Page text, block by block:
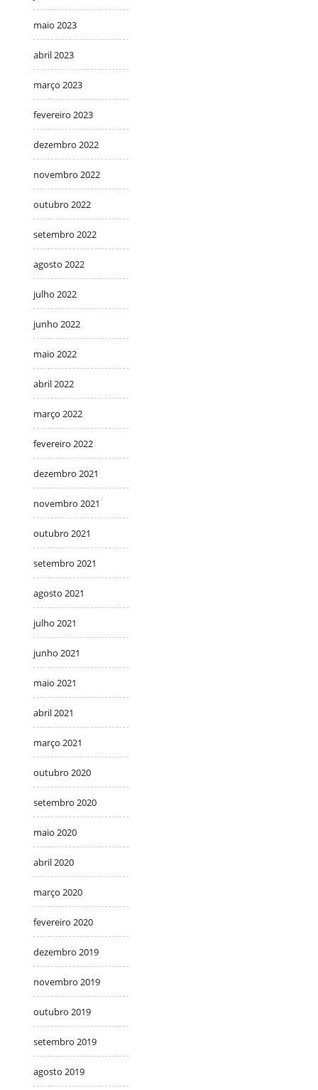
maio 2023
abril 2023
março 2023
fevereiro 2023
dezembro 2022
novembro 2022
outubro 2022
setembro 2022
agosto 2022
julho 2022
junho 2022
maio 2022
abril 2022
março 2022
fevereiro 2022
dezembro 2021
novembro 2021
outubro 2021
setembro 2021
agosto 2021
julho 2021
junho 2021
maio 2021
abril 2021
março 2021
outubro 2020
setembro 2020
maio 2020
abril 2020
março 2020
fevereiro 2020
dezembro 2019
novembro 2019
outubro 2019
setembro 2019
agosto 2019